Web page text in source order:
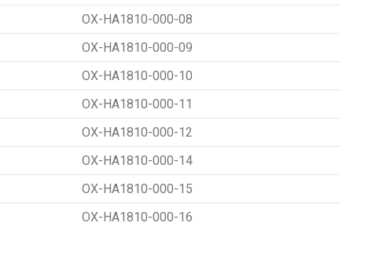
OX-HA1810-000-08
OX-HA1810-000-09
OX-HA1810-000-10
OX-HA1810-000-11
OX-HA1810-000-12
OX-HA1810-000-14
OX-HA1810-000-15
OX-HA1810-000-16